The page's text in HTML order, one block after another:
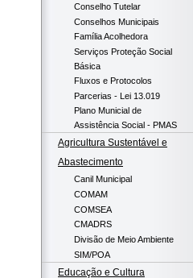
Conselho Tutelar
Conselhos Municipais
Família Acolhedora
Serviços Proteção Social
Básica
Fluxos e Protocolos
Parcerias - Lei 13.019
Plano Municial de
Assistência Social - PMAS
Agricultura Sustentável e
Abastecimento
Canil Municipal
COMAM
COMSEA
CMADRS
Divisão de Meio Ambiente
SIM/POA
Educação e Cultura